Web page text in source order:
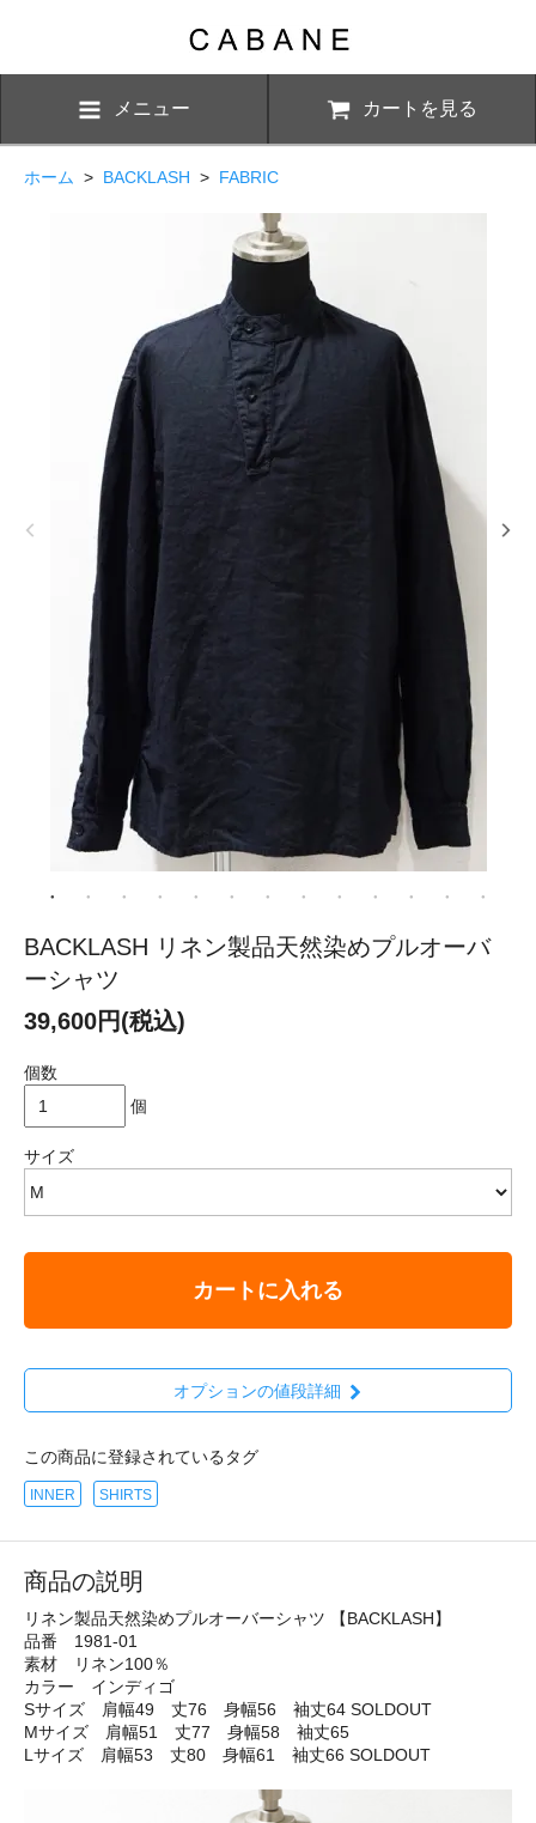
メニュー カートを見る
ホーム > BACKLASH > FABRIC
BACKLASH リネン製品天然染めプルオーバ
ーシャツ
39,600円(税込)
個数
個
サイズ
カートに入れる
オプションの値段詳細
この商品に登録されているタグ
INNER SHIRTS
商品の説明
リネン製品天然染めプルオーバーシャツ 【BACKLASH】
品番 1981-01
素材 リネン100％
カラー インディゴ
Sサイズ 肩幅49 丈76 身幅56 袖丈64 SOLDOUT
Mサイズ 肩幅51 丈77 身幅58 袖丈65
Lサイズ 肩幅53 丈80 身幅61 袖丈66 SOLDOUT